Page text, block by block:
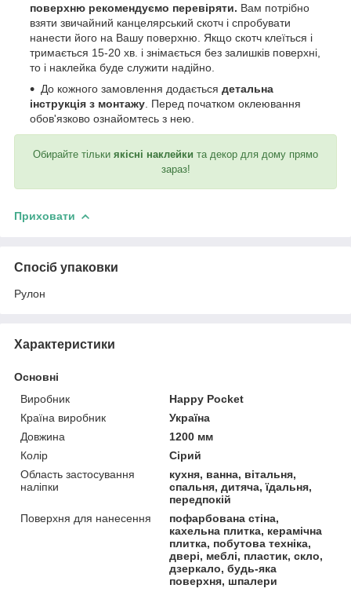
поверхню рекомендуємо перевіряти. Вам потрібно
взяти звичайний канцелярський скотч і спробувати
нанести його на Вашу поверхню. Якщо скотч клеїться і
тримається 15-20 хв. і знімається без залишків поверхні,
то і наклейка буде служити надійно.
До кожного замовлення додається детальна
інструкція з монтажу . Перед початком оклеювання
обов'язково ознайомтесь з нею.
Обирайте тільки якісні наклейки та декор для дому прямо
зараз!
Приховати
Спосіб упаковки
Рулон
Характеристики
Основні
Виробник
Happy Pocket
Країна виробник
Україна
Довжина
1200 мм
Колір
Сірий
Область застосування
наліпки
кухня, ванна, вітальня,
спальня, дитяча, їдальня,
передпокій
Поверхня для нанесення
пофарбована стіна,
кахельна плитка, керамічна
плитка, побутова техніка,
двері, меблі, пластик, скло,
дзеркало, будь-яка
поверхня, шпалери